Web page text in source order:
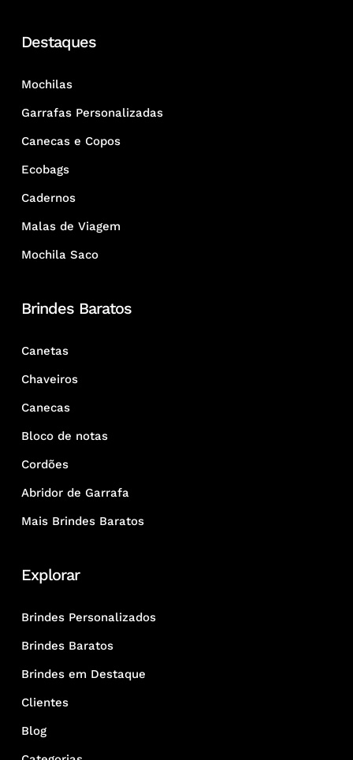
Destaques
Mochilas
Garrafas Personalizadas
Canecas e Copos
Ecobags
Cadernos
Malas de Viagem
Mochila Saco
Brindes Baratos
Canetas
Chaveiros
Canecas
Bloco de notas
Cordões
Abridor de Garrafa
Mais Brindes Baratos
Explorar
Brindes Personalizados
Brindes Baratos
Brindes em Destaque
Clientes
Blog